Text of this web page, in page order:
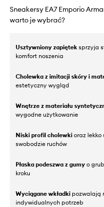
Sneakersy EA7 Emporio
warto je wybrać?
Usztywniony zapiętek sprzyja
komfort noszenia
Cholewka z imitacji skóry i
estetyczny wygląd
Wnętrze z materiału
wygodne użytkowanie
Niski profil cholewki oraz lekko
swobodzie ruchów
Płaska podeszwa z gumy o
kroku
Wyciągane wkładki pozwalają
indywidualnych potrzeb